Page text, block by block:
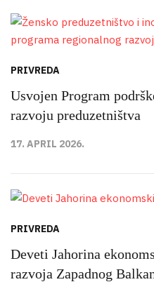
PRIVREDA
Usvojen Program
razvoju preduzetništva
17. APRIL 2026.
PRIVREDA
Deveti Jahorina
razvoja Zapadnog